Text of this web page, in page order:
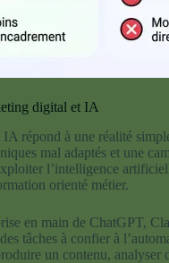
digital et IA
répond à une réalité
mal adaptés et une
l’intelligence
orienté métier.
en main de ChatGPT,
tâches à confier à
un contenu, analyser